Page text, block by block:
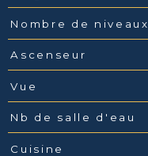
Nombre de niveaux
Ascenseur
Vue
Nb de salle d'eau
Cuisine